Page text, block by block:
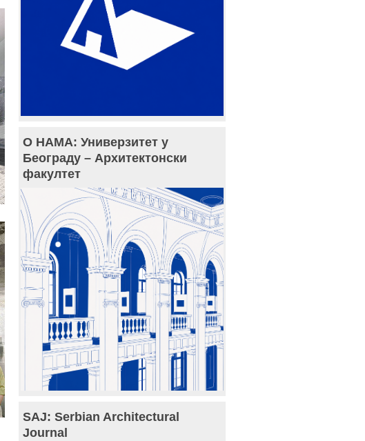
О НАМА: Универзитет у
Београду – Архитектонски
факултет
SAJ: Serbian Architectural
Journal